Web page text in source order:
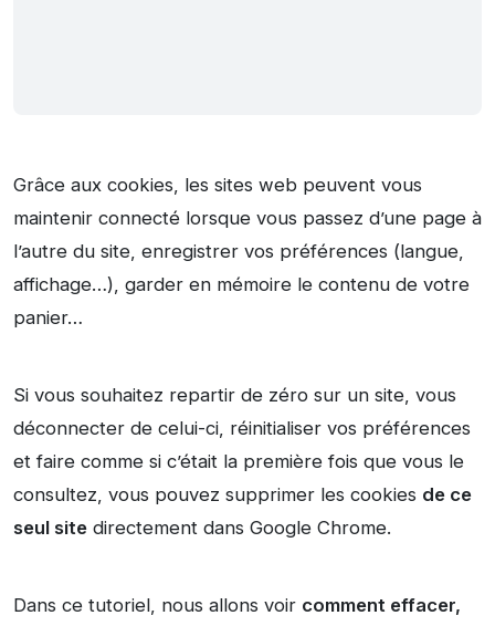
Grâce aux cookies, les sites web peuvent vous
maintenir connecté lorsque vous passez d’une page à
l’autre du site, enregistrer vos préférences (langue,
affichage…), garder en mémoire le contenu de votre
panier…
Si vous souhaitez repartir de zéro sur un site, vous
déconnecter de celui-ci, réinitialiser vos préférences
et faire comme si c’était la première fois que vous le
consultez, vous pouvez supprimer les cookies de ce
seul site directement dans Google Chrome.
Dans ce tutoriel, nous allons voir comment effacer,